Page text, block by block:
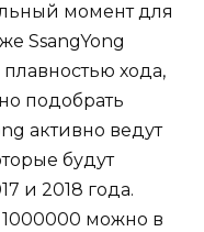
момент для
SsangYong
хода,
подобрать
активно ведут
будут
и 2018 года.
можно в